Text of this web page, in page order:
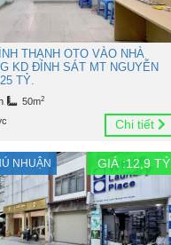
THẠNH OTO VÀO NHÀ
KD ĐỈNH SÁT MT NGUYỄN
TỶ.
50m2
Chi tiết
NHUẬN GIÁ :12,9 TỶ